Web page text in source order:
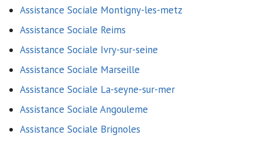
Assistance Sociale Montigny-les-metz
Assistance Sociale Reims
Assistance Sociale Ivry-sur-seine
Assistance Sociale Marseille
Assistance Sociale La-seyne-sur-mer
Assistance Sociale Angouleme
Assistance Sociale Brignoles